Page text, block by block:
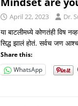
April 22, 2023 Dr.
या बाटलीमध्ये कोणतंही विष
सिद्ध झालं होतं. सर्वच जण
Share this:
WhatsApp